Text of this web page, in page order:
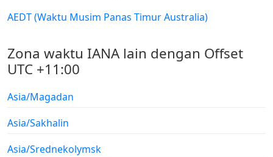
AEDT (Waktu Musim Panas Timur Australia)
Zona waktu IANA lain dengan Offset
UTC +11:00
Asia/Magadan
Asia/Sakhalin
Asia/Srednekolymsk